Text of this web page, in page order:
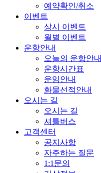
예약확인/취소
이벤트
상시 이벤트
월별 이벤트
운항안내
오늘의 운항안내
운항시간표
운임안내
화물선적안내
오시는 길
오시는 길
셔틀버스
고객센터
공지사항
자주하는 질문
1:1문의